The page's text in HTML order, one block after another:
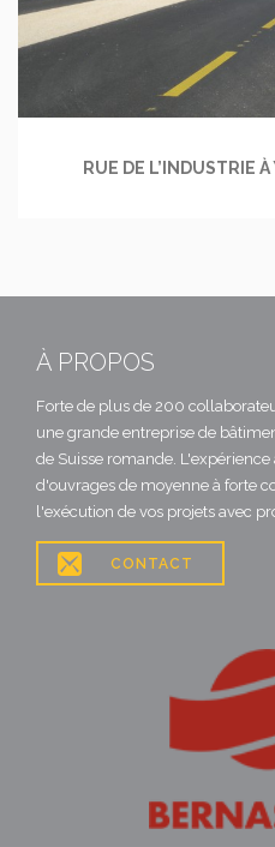
RUE DE L’INDUSTRIE
À PROPOS
Forte de plus de 200
une grande entreprise de
de Suisse romande.
d'ouvrages de moyenne à forte
l'exécution de vos projets avec
 CONTACT